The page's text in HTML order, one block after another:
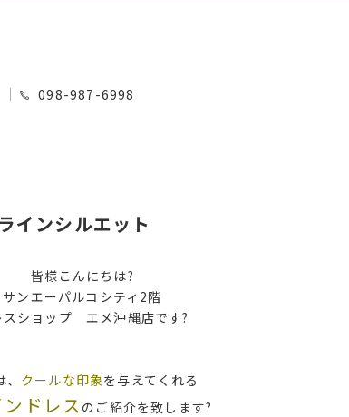
098-987-6998
インシルエット
皆様こんにちは?
サンエーパルコシティ2階
スショップ エメ沖縄店です?
クールな印象を与えてくれる
ドレス のご紹介を致します?